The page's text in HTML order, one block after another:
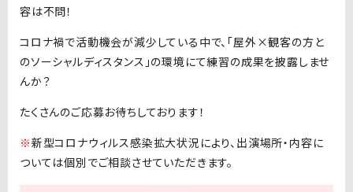
容は不問！
コロナ禍で活動機会が減少している中で、「屋外×観客の方と
のソーシャルディスタンス」の環境にて練習の成果を披露しませ
んか？
たくさんのご応募お待ちしております！
※新型コロナウィルス感染拡大状況により、出演場所・内容に
ついては個別でご相談させていただきます。